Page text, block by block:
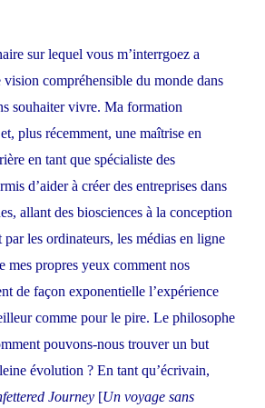
sur lequel vous m’interrgoez a
compréhensible du monde dans
souhaiter vivre. Ma formation
plus récemment, une maîtrise en
en tant que spécialiste des
d’aider à créer des entreprises dans
allant des biosciences à la conception
par les ordinateurs, les médias en ligne
mes propres yeux comment nos
de façon exponentielle l’expérience
comme pour le pire. Le philosophe
pouvons-nous trouver un but
évolution ? En tant qu’écrivain,
Journey [Un voyage sans